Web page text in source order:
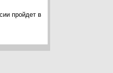
пройдет в